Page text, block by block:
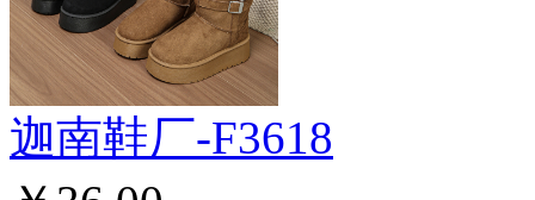
迦南鞋厂-F3618